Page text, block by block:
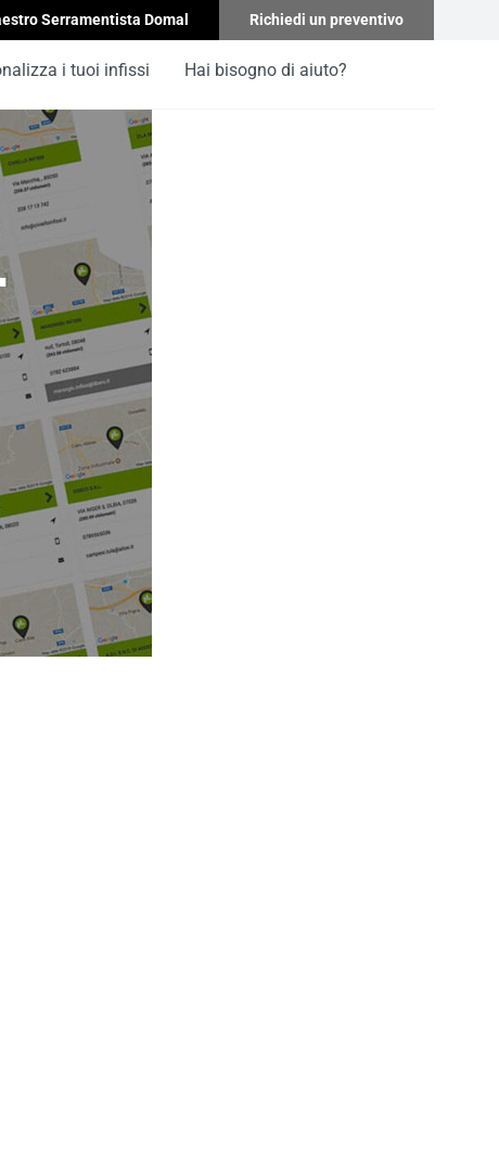
Serramentista Domal Richiedi un preventivo
i tuoi infissi Hai bisogno di aiuto?